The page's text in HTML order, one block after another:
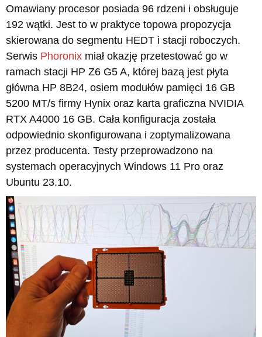
Omawiany procesor posiada 96 rdzeni i obsługuje
192 wątki. Jest to w praktyce topowa propozycja
skierowana do segmentu HEDT i stacji roboczych.
Serwis Phoronix miał okazję przetestować go w
ramach stacji HP Z6 G5 A, której bazą jest płyta
główna HP 8B24, osiem modułów pamięci 16 GB
5200 MT/s firmy Hynix oraz karta graficzna NVIDIA
RTX A4000 16 GB. Cała konfiguracja została
odpowiednio skonfigurowana i zoptymalizowana
przez producenta. Testy przeprowadzono na
systemach operacyjnych Windows 11 Pro oraz
Ubuntu 23.10.